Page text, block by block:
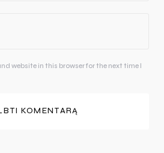
website in this browser for the next time I